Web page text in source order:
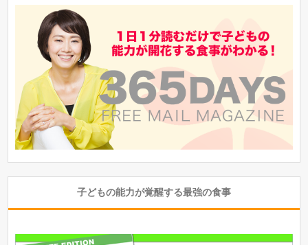
子どもの能力が覚醒する最強の食事